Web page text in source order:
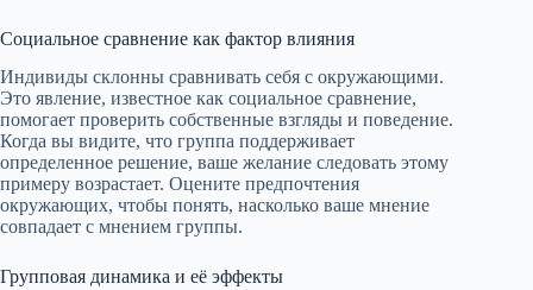
Социальное сравнение как фактор влияния
Индивиды склонны сравнивать себя с окружающими.
Это явление, известное как социальное сравнение,
помогает проверить собственные взгляды и поведение.
Когда вы видите, что группа поддерживает
определенное решение, ваше желание следовать этому
примеру возрастает. Оцените предпочтения
окружающих, чтобы понять, насколько ваше мнение
совпадает с мнением группы.
Групповая динамика и её эффекты